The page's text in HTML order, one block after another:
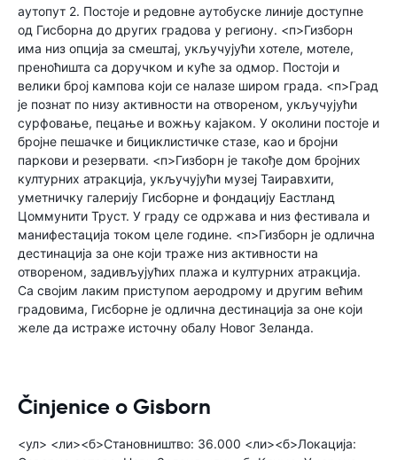
аутопут 2. Постоје и редовне аутобуске линије доступне
од Гисборна до других градова у региону. <п>Гизборн
има низ опција за смештај, укључујући хотеле, мотеле,
преноћишта са доручком и куће за одмор. Постоји и
велики број кампова који се налазе широм града. <п>Град
је познат по низу активности на отвореном, укључујући
сурфовање, пецање и вожњу кајаком. У околини постоје и
бројне пешачке и бициклистичке стазе, као и бројни
паркови и резервати. <п>Гизборн је такође дом бројних
културних атракција, укључујући музеј Таиравхити,
уметничку галерију Гисборне и фондацију Еастланд
Цоммунити Труст. У граду се одржава и низ фестивала и
манифестација током целе године. <п>Гизборн је одлична
дестинација за оне који траже низ активности на
отвореном, задивљујућих плажа и културних атракција.
Са својим лаким приступом аеродрому и другим већим
градовима, Гисборне је одлична дестинација за оне који
желе да истраже источну обалу Новог Зеланда.
Činjenice o Gisborn
<ул> <ли><б>Становништво: 36.000 <ли><б>Локација: